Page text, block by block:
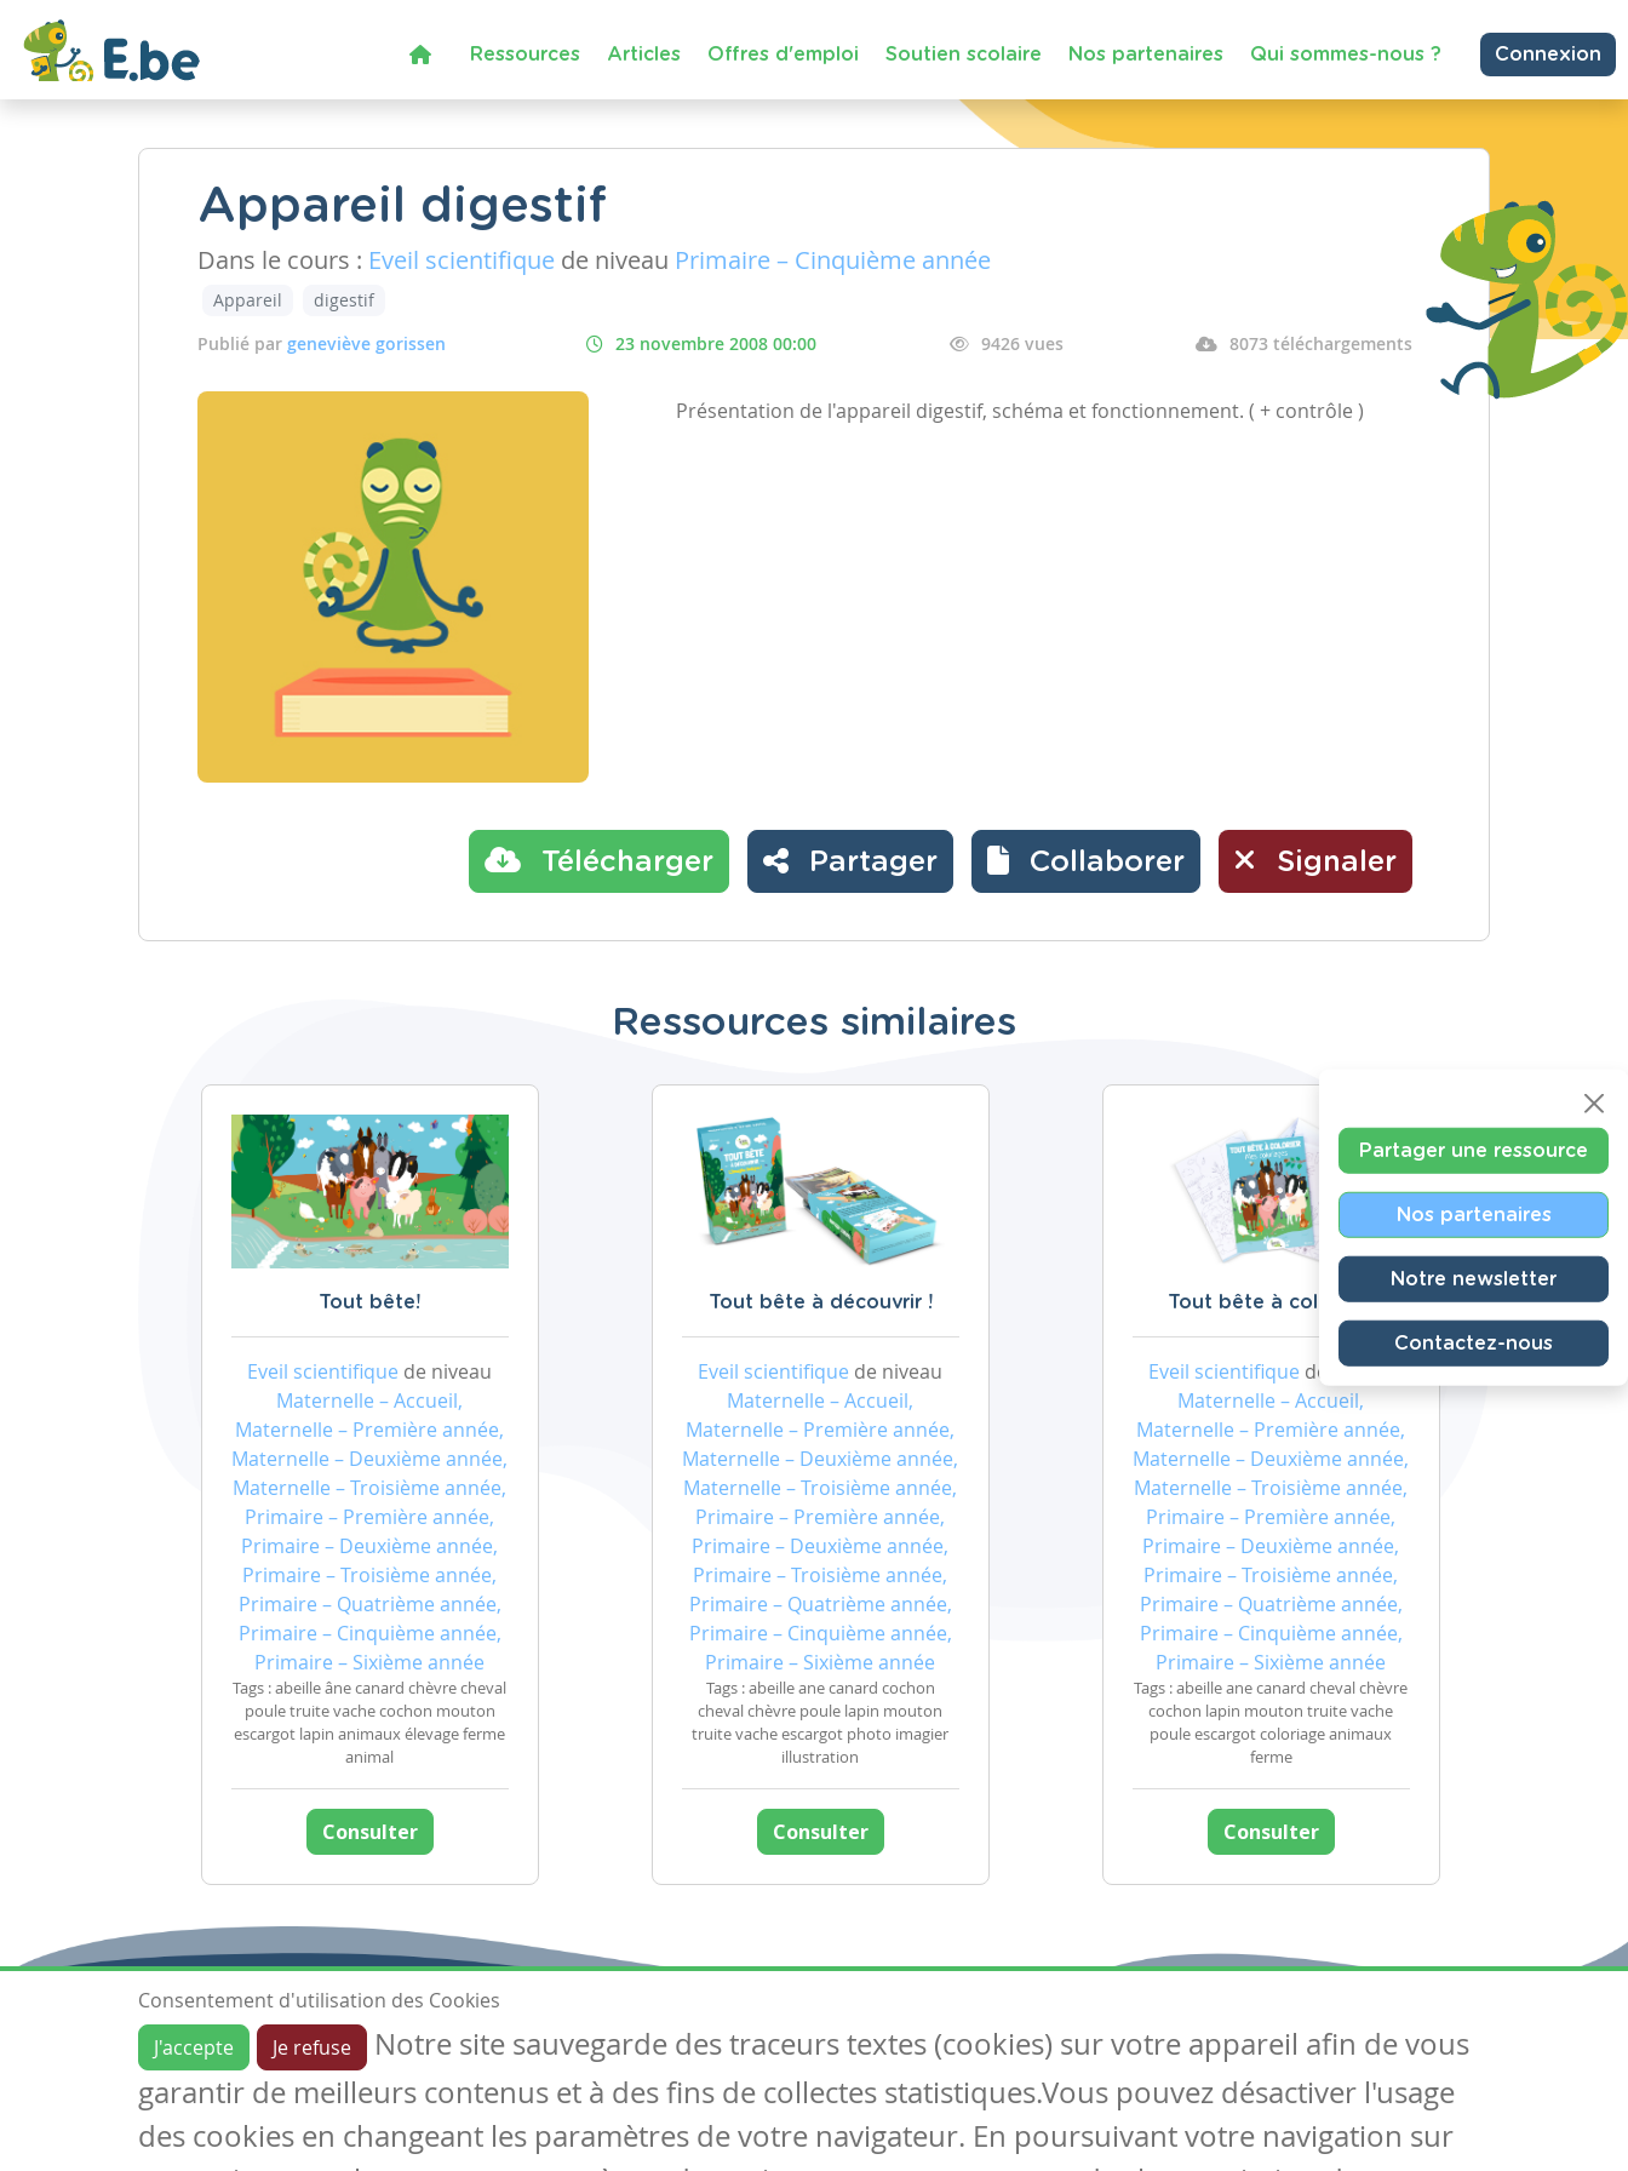
Ressources Articles Offres d'emploi Soutien scolaire Nos partenaires Qui sommes-nous ? Connexion
Appareil digestif
Dans le cours : Eveil scientifique de niveau Primaire – Cinquième année
Appareil
digestif
Publié par geneviève gorissen 23 novembre 2008 00:00 9426 vues 8073 téléchargements
Présentation de l'appareil digestif, schéma et fonctionnement. ( + contrôle )
Télécharger Partager Collaborer Signaler
Ressources similaires
Tout bête!
Eveil scientifique de niveau
Maternelle – Accueil,
Maternelle – Première année,
Maternelle – Deuxième année,
Maternelle – Troisième année,
Primaire – Première année,
Primaire – Deuxième année,
Primaire – Troisième année,
Primaire – Quatrième année,
Primaire – Cinquième année,
Primaire – Sixième année
Tags : abeille âne canard chèvre cheval
poule truite vache cochon mouton
escargot lapin animaux élevage ferme
animal
Consulter
Tout bête à découvrir !
Eveil scientifique de niveau
Maternelle – Accueil,
Maternelle – Première année,
Maternelle – Deuxième année,
Maternelle – Troisième année,
Primaire – Première année,
Primaire – Deuxième année,
Primaire – Troisième année,
Primaire – Quatrième année,
Primaire – Cinquième année,
Primaire – Sixième année
Tags : abeille ane canard cochon
cheval chèvre poule lapin mouton
truite vache escargot photo imagier
illustration
Consulter
Tout bête à colorier !
Eveil scientifique de niveau
Maternelle – Accueil,
Maternelle – Première année,
Maternelle – Deuxième année,
Maternelle – Troisième année,
Primaire – Première année,
Primaire – Deuxième année,
Primaire – Troisième année,
Primaire – Quatrième année,
Primaire – Cinquième année,
Primaire – Sixième année
Tags : abeille ane canard cheval chèvre
cochon lapin mouton truite vache
poule escargot coloriage animaux
ferme
Consulter
Partager une ressource
Nos partenaires
Notre newsletter
Contactez-nous
Ressources
Les ressources
Créer une ressource
Articles
Tous les articles
Articles DYS
Suivez-nous
Contactez-nous
Soutien scolaire
Consentement d'utilisation des Cookies
J'accepte
Je refuse
Notre site sauvegarde des traceurs textes (cookies) sur votre appareil afin de vous
garantir de meilleurs contenus et à des fins de collectes statistiques.Vous pouvez désactiver l'usage
des cookies en changeant les paramètres de votre navigateur. En poursuivant votre navigation sur